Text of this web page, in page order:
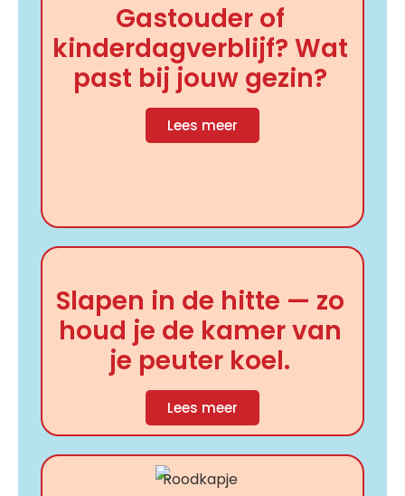
Gastouder of
kinderdagverblijf? Wat
past bij jouw gezin?
Lees meer
Slapen in de hitte — zo
houd je de kamer van
je peuter koel.
Lees meer